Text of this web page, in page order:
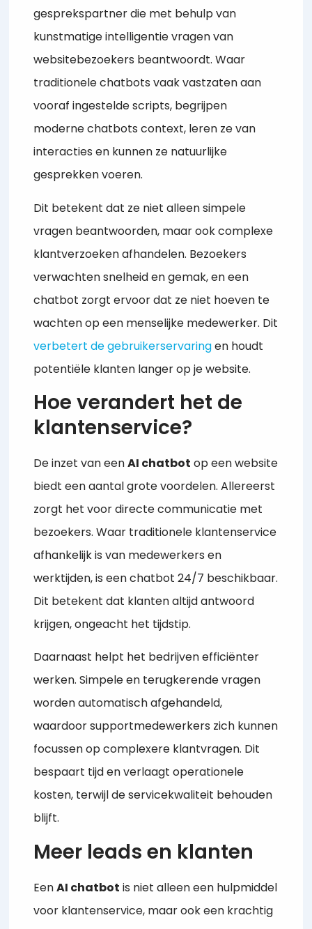
gesprekspartner die met behulp van
kunstmatige intelligentie vragen van
websitebezoekers beantwoordt. Waar
traditionele chatbots vaak vastzaten aan
vooraf ingestelde scripts, begrijpen
moderne chatbots context, leren ze van
interacties en kunnen ze natuurlijke
gesprekken voeren.
Dit betekent dat ze niet alleen simpele
vragen beantwoorden, maar ook complexe
klantverzoeken afhandelen. Bezoekers
verwachten snelheid en gemak, en een
chatbot zorgt ervoor dat ze niet hoeven te
wachten op een menselijke medewerker. Dit
verbetert de gebruikerservaringen houdt
potentiële klanten langer op je website.
Hoe verandert het de
klantenservice?
De inzet van eenAI chatbot op een website
biedt een aantal grote voordelen. Allereerst
zorgt het voor directe communicatie met
bezoekers. Waar traditionele klantenservice
afhankelijk is van medewerkers en
werktijden, is een chatbot 24/7 beschikbaar.
Dit betekent dat klanten altijd antwoord
krijgen, ongeacht het tijdstip.
Daarnaast helpt het bedrijven efficiënter
werken. Simpele en terugkerende vragen
worden automatisch afgehandeld,
waardoor supportmedewerkers zich kunnen
focussen op complexere klantvragen. Dit
bespaart tijd en verlaagt operationele
kosten, terwijl de servicekwaliteit behouden
blijft.
Meer leads en klanten
EenAI chatbot is niet alleen een hulpmiddel
voor klantenservice, maar ook een krachtig